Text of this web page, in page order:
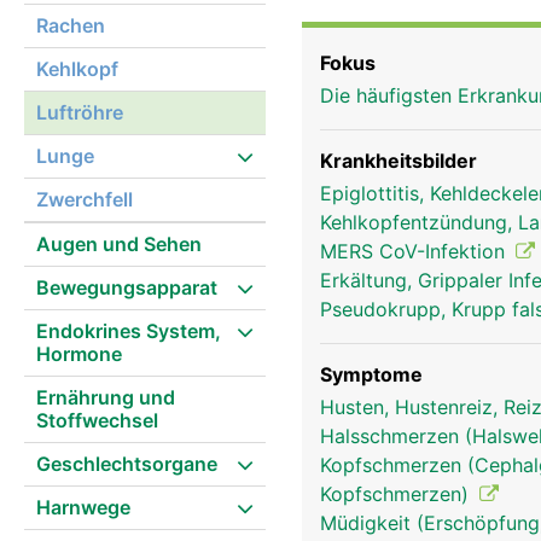
Rachen
Kehlkopf
Luftröhre
Lunge
Zwerchfell
Augen und Sehen
Bewegungsapparat
Endokrines System,
Hormone
Ernährung und
Stoffwechsel
Geschlechtsorgane
Harnwege
Fremdkörper wie
beweglichen
entweder geschluckt
Fokus
Die häufigsten
Krankheitsbilder
Epiglottitis,
Kehlkopfentzündung,
MERS CoV-Infektion
Erkältung, Grippaler
Pseudokrupp, Krupp
Symptome
Husten, Hustenreiz,
Halsschmerzen
Kopfschmerzen
Kopfschmerzen)
Müdigkeit